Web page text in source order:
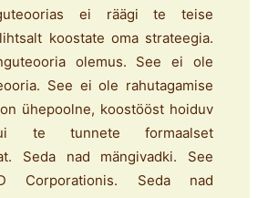
ei räägi te teise
koostate oma strateegia.
olemus. See ei ole
See ei ole rahutagamise
ühepoolne, koostööst hoiduv
te tunnete formaalset
Seda nad mängivadki. See
Corporationis. Seda nad